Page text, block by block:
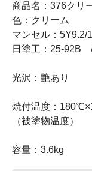
商品名：376クリ
色：クリーム
マンセル：5Y9.2/1
日塗工：25-
光沢：艶あり
焼付温度：
（被塗物温度）
容量：3.6kg